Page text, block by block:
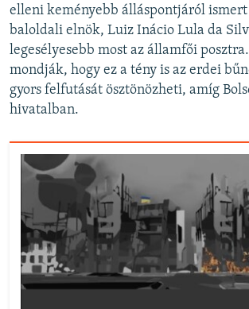
elleni keményebb álláspontjáról
baloldali elnök, Luiz Inácio Lula da
legesélyesebb most az államfői
mondják, hogy ez a tény is az erdei
gyors felfutását ösztönözheti, amíg
hivatalban.